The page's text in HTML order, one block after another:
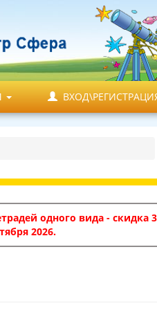
одного вида - скидка
2026.